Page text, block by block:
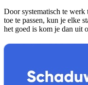
Door systematisch te werk
toe te passen, kun je elke
het goed is kom je dan uit